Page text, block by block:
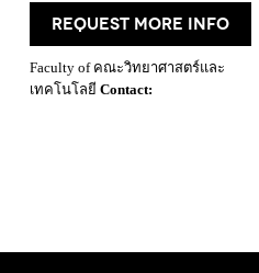
request more info
Faculty of คณะวิทยาศาสตร์และ
เทคโนโลยี Contact: